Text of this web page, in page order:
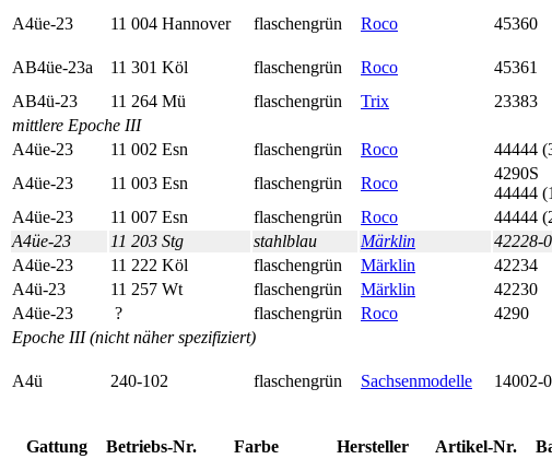
A4üe-23
11 004 Hannover flaschen­grün Roco 45360
AB4üe-23a 11 301 Köl flaschen­grün Roco 45361
AB4ü-23
11 264 Mü flaschen­grün Trix 23383
mittlere Epoche III
A4üe-23
11 002 Esn flaschen­grün Roco 44444
A4üe-23
11 003 Esn flaschen­grün Roco
4290S
44444
A4üe-23
11 007 Esn flaschen­grün Roco 44444
A4üe-23
11 203 Stg stahl­blau Märklin 42228-
A4üe-23
11 222 Köl flaschen­grün Märklin 42234
A4ü-23
11 257 Wt flaschen­grün Märklin 42230
A4üe-23
? flaschen­grün Roco 4290
Epoche III (nicht näher spezifiziert)
A4ü 240-102 flaschen­grün Sachsen­modelle 14002-
Gattung
Betriebs-Nr. Farbe Her­steller Artikel-Nr.